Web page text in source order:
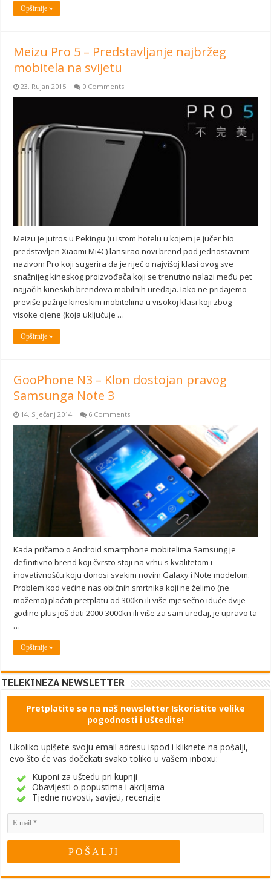
Opširnije »
Meizu Pro 5 – Predstavljanje najbržeg
mobitela na svijetu
23. Rujan 2015 0 Comments
Meizu je jutros u Pekingu (u istom hotelu u kojem je jučer bio
predstavljen Xiaomi Mi4C) lansirao novi brend pod jednostavnim
nazivom Pro koji sugerira da je riječ o najvišoj klasi ovog sve
snažnijeg kineskog proizvođača koji se trenutno nalazi među pet
najjačih kineskih brendova mobilnih uređaja. Iako ne pridajemo
previše pažnje kineskim mobitelima u visokoj klasi koji zbog
visoke cijene (koja uključuje …
Opširnije »
GooPhone N3 – Klon dostojan pravog
Samsunga Note 3
14. Siječanj 2014 6 Comments
Kada pričamo o Android smartphone mobitelima Samsung je
definitivno brend koji čvrsto stoji na vrhu s kvalitetom i
inovativnošću koju donosi svakim novim Galaxy i Note modelom.
Problem kod većine nas običnih smrtnika koji ne želimo (ne
možemo) plaćati pretplatu od 300kn ili više mjesečno iduće dvije
godine plus još dati 2000-3000kn ili više za sam uređaj, je upravo ta
…
Opširnije »
TELEKINEZA NEWSLETTER
Pretplatite se na naš newsletter Iskoristite velike
pogodnosti i uštedite!
Ukoliko upišete svoju email adresu ispod i kliknete na pošalji,
evo što će vas dočekati svako toliko u vašem inboxu:
Kuponi za uštedu pri kupnji
Obavijesti o popustima i akcijama
Tjedne novosti, savjeti, recenzije